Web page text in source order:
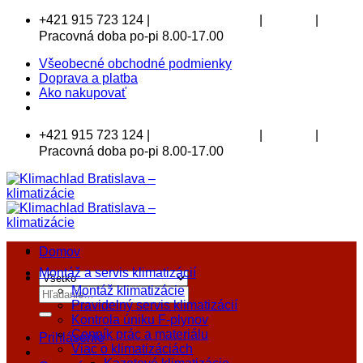
Skip
+421 915 723 124 |
Pracovná doba po-pi 8.00-17.00
Všeobecné obchodné podmienky
Doprava a platba
Ako nakupovať
+421 915 723 124 |
Pracovná doba po-pi 8.00-17.00
Hľadať:
Prihlásenie
Domov
Montáž a servis klimatizácií
Montáž klimatizácie
Pravidelný servis klimatizácií
Kontrola úniku F-plynov
Cenník prác a materiálu
Viac o klimatizáciách